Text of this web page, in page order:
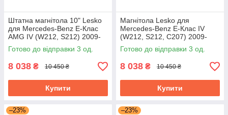
Штатна магнітола 10" Lesko
для Mercedes-Benz E-Клас
AMG IV (W212, S212) 2009-
2013 2/32Gb Wi-Fi GPS Base
Готово до відправки 3 од.
8 038 ₴ 10 450 ₴
Купити
Магнітола Lesko для
Mercedes-Benz E-Клас IV
(W212, S212, C207) 2009-
2013 екран 9" 2/32Gb Wi-Fi
GPS Base
Готово до відправки 3 од.
8 038 ₴ 10 450 ₴
Купити
–23% –23%